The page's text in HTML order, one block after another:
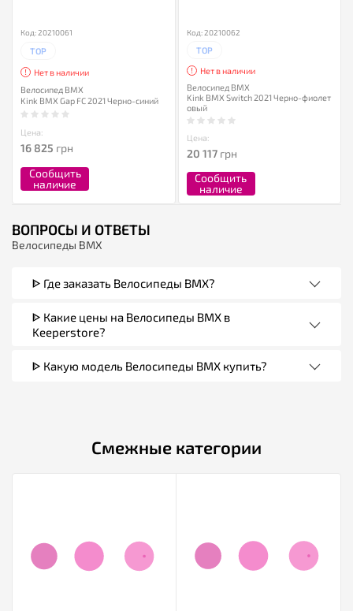
Код: 20210061
TOP
Нет в наличии
Велосипед BMX
Kink BMX Gap FC 2021 Черно-синий
Цена:
16 825 грн
Сообщить
наличие
Код: 20210062
TOP
Нет в наличии
Велосипед BMX
Kink BMX Switch 2021 Черно-фиолет
овый
Цена:
20 117грн
Сообщить
наличие
ВОПРОСЫ И ОТВЕТЫ
Велосипеды BMX
ᐈ Где заказать Велосипеды BMX?
ᐈ Какие цены на Велосипеды BMX в
Keeperstore?
ᐈ Какую модель Велосипеды BMX купить?
Смежные категории